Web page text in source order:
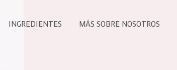
INGREDIENTES MÁS SOBRE NOSOTROS